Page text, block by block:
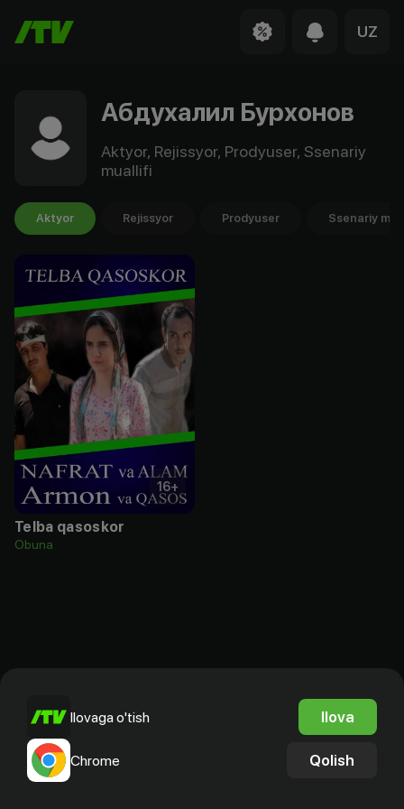
UZ
Абдухалил Бурхонов
Aktyor, Rejissyor, Prodyuser, Ssenariy
muallifi
Aktyor Rejissyor Prodyuser Ssenariy
16+
Telba qasoskor
Obuna
Ilovaga o'tish Ilova
Chrome Qolish